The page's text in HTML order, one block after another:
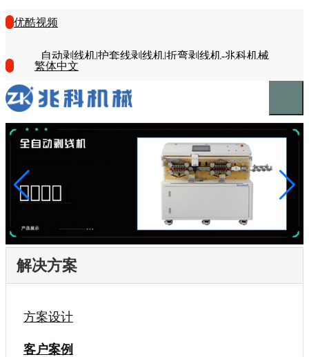
优酷视频
自动剥线机|护套线剥线机|折弯剥线机-兆科机械
繁体中文
解决方案
方案设计
客户案例